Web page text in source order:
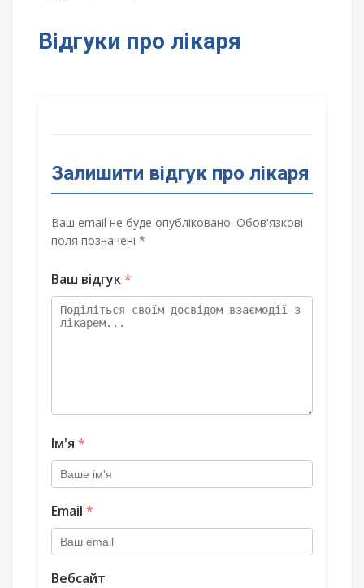
Відгуки про лікаря
Залишити відгук про лікаря
Ваш email не буде опубліковано. Обов'язкові
поля позначені *
Ваш відгук*
Ім'я *
Email *
Вебсайт